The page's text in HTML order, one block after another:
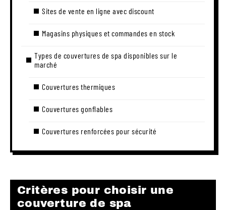
Sites de vente en ligne avec discount
Magasins physiques et commandes en stock
Types de couvertures de spa disponibles sur le
marché
Couvertures thermiques
Couvertures gonflables
Couvertures renforcées pour sécurité
Critères pour choisir une
couverture de spa